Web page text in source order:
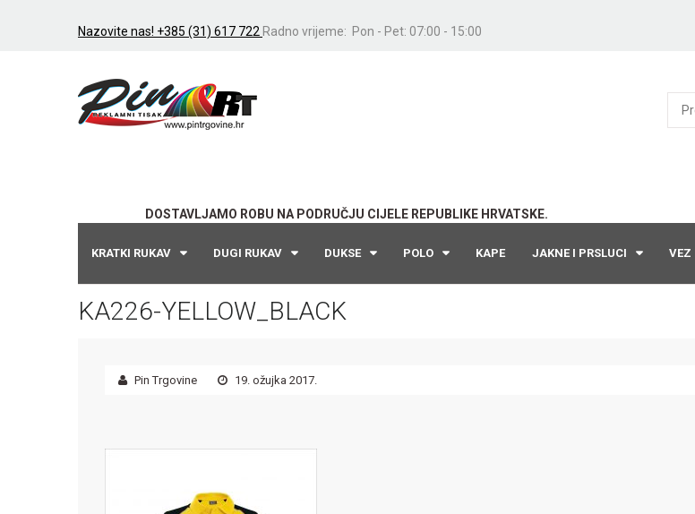
Nazovite nas! +385 (31) 617 722 Radno vrijeme: Pon - Pet: 07:00 - 15:00
DOSTAVLJAMO ROBU NA PODRUČJU CIJELE REPUBLIKE HRVATSKE.
KRATKI RUKAV DUGI RUKAV DUKSE POLO KAPE JAKNE I PRSLUCI VEZ
KA226-YELLOW_BLACK
Pin Trgovine 19. ožujka 2017.